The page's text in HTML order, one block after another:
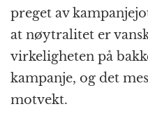
preget av
at nøytralitet er
virkeligheten på
kampanje, og det
motvekt.